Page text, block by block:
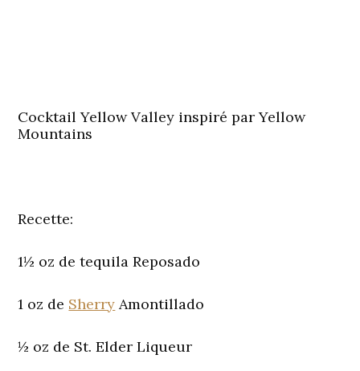
Cocktail Yellow Valley inspiré par Yellow
Mountains
Recette:
1½ oz de tequila Reposado
1 oz de Sherry Amontillado
½ oz de St. Elder Liqueur